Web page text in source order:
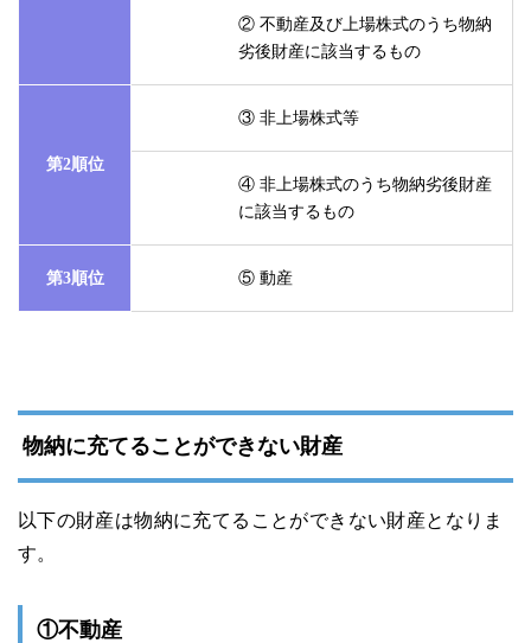
② 不動産及び上場株式のうち物納
劣後財産に該当するもの
第2順位
③ 非上場株式等
④ 非上場株式のうち物納劣後財産
に該当するもの
第3順位 ⑤ 動産
物納に充てることができない財産
以下の財産は物納に充てることができない財産となりま
す。
①不動産